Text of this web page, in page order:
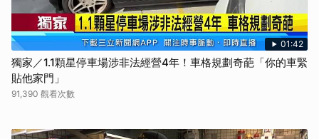
01:42
獨家／1.1顆星停車場涉非法經營4年！車格規劃奇葩「你的車緊
貼他家門」
91,390 觀看次數